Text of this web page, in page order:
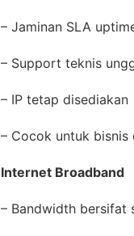
– Jaminan SLA
– Support teknis
– IP tetap disediakan
– Cocok untuk bisnis
Internet Broadband
– Bandwidth bersifat